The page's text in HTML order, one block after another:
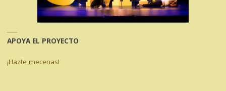
APOYA EL PROYECTO
¡Hazte mecenas!